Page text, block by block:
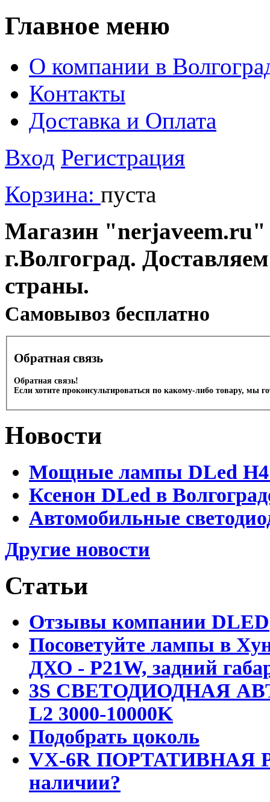
Главное меню
О компании в
Контакты
Доставка и Оплата
Вход Регистрация
Корзина: пуста
Магазин "nerjaveem.ru"
г.Волгоград.
страны.
Cамовывоз бесплатно
Обратная связь
Обратная связь!
Если хотите проконсультироваться по какому-либо товару, мы
Новости
Мощные лампы DLed H4
Ксенон DLed в
Автомобильные
Другие новости
Статьи
Отзывы компании DLED
Посоветуйте лампы в
ДХО - P21W, задний
3S СВЕТОДИОДНАЯ
L2 3000-10000K
Подобрать цоколь
VX-6R ПОРТАТИВНАЯ
наличии?